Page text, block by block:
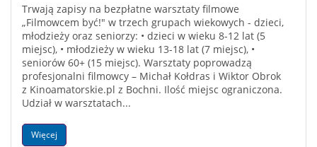
Trwają zapisy na bezpłatne warsztaty filmowe
„Filmowcem być!" w trzech grupach wiekowych - dzieci,
młodzieży oraz seniorzy: • dzieci w wieku 8-12 lat (5
miejsc), • młodzieży w wieku 13-18 lat (7 miejsc), •
seniorów 60+ (15 miejsc). Warsztaty poprowadzą
profesjonalni filmowcy – Michał Kołdras i Wiktor Obrok
z Kinoamatorskie.pl z Bochni. Ilość miejsc ograniczona.
Udział w warsztatach...
Więcej